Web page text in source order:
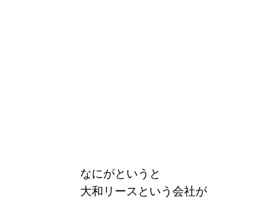
なにがというと
大和リースという会社が